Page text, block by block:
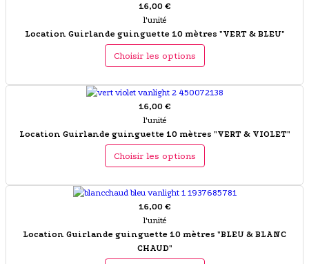
16,00 €
l'unité
Location Guirlande guinguette 10 mètres "VERT & BLEU"
Choisir les options
16,00 €
l'unité
Location Guirlande guinguette 10 mètres "VERT & VIOLET"
Choisir les options
16,00 €
l'unité
Location Guirlande guinguette 10 mètres "BLEU & BLANC
CHAUD"